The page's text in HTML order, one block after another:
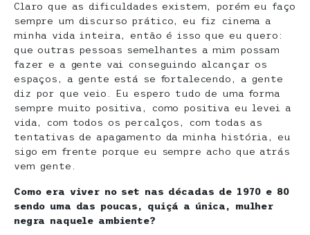
Claro que as dificuldades existem, porém eu faço
sempre um discurso prático, eu fiz cinema a
minha vida inteira, então é isso que eu quero:
que outras pessoas semelhantes a mim possam
fazer e a gente vai conseguindo alcançar os
espaços, a gente está se fortalecendo, a gente
diz por que veio. Eu espero tudo de uma forma
sempre muito positiva, como positiva eu levei a
vida, com todos os percalços, com todas as
tentativas de apagamento da minha história, eu
sigo em frente porque eu sempre acho que atrás
vem gente.
Como era viver no set nas décadas de 1970 e 80
sendo uma das poucas, quiçá a única, mulher
negra naquele ambiente?